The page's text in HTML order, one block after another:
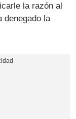
la razón al
denegado la